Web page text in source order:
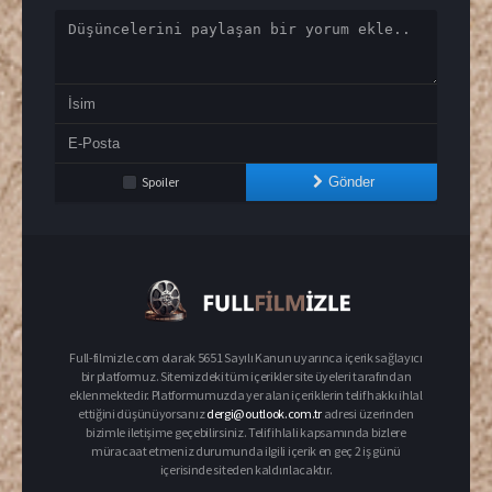
Spoiler Gönder
Full-filmizle.com olarak 5651 Sayılı Kanun uyarınca içerik sağlayıcı
bir platformuz. Sitemizdeki tüm içerikler site üyeleri tarafından
eklenmektedir. Platformumuzda yer alan içeriklerin telif hakkı ihlal
ettiğini düşünüyorsanızdergi@outlook.com.tr adresi üzerinden
bizimle iletişime geçebilirsiniz. Telif ihlali kapsamında bizlere
müracaat etmeniz durumunda ilgili içerik en geç 2 iş günü
içerisinde siteden kaldırılacaktır.